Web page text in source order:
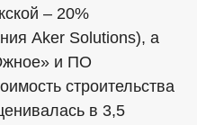
– 20%
Aker Solutions), а
и ПО
строительства
в 3,5